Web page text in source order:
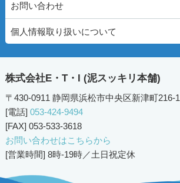
お問い合わせ
個人情報取り扱いについて
株式会社E・T・I (泥スッキリ本舗)
〒430-0911 静岡県浜松市中央区新津町216-1
[電話] 053-424-9494
[FAX] 053-533-3618
お問い合わせはこちらから
[営業時間] 8時-19時／土日祝定休